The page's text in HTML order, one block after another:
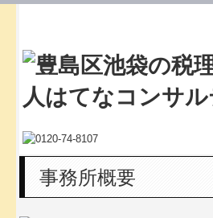
HOME
会社設立の質問
会社運営の疑問
スペシャルプランご案内
事務所概要